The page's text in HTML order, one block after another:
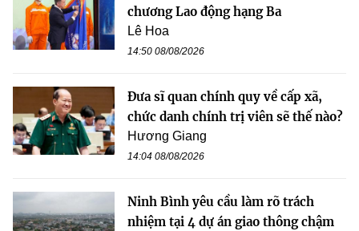
chương Lao động hạng Ba
Lê Hoa
14:50 08/08/2026
Đưa sĩ quan chính quy về cấp xã,
chức danh chính trị viên sẽ thế nào?
Hương Giang
14:04 08/08/2026
Ninh Bình yêu cầu làm rõ trách
nhiệm tại 4 dự án giao thông chậm